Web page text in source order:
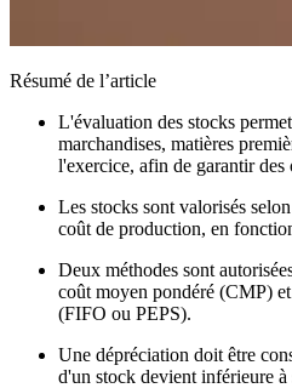
Résumé de l’article
L'évaluation des stocks
marchandises, matières
l'exercice, afin de garantir des
Les stocks sont valorisés
coût de production, en
Deux méthodes sont
coût moyen pondéré (CMP)
(FIFO ou PEPS).
Une dépréciation doit être
d'un stock devient inférieure à